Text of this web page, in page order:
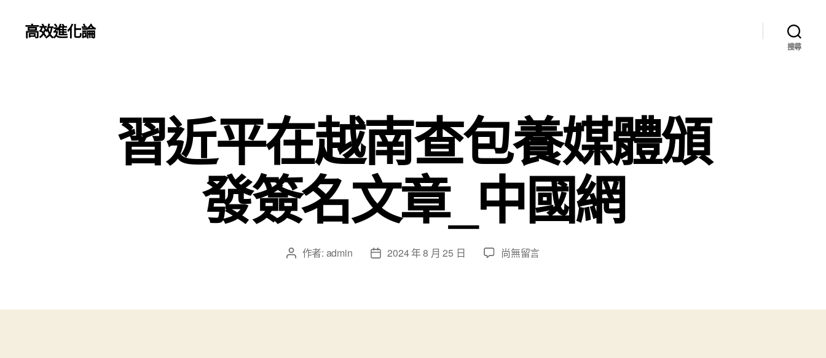
高效進化論
搜尋
習近平在越南查包養媒體頒
發簽名文章_中國網
文 作者: admin
文
日
2024 年 8 月 25 日
在
在
尚無留言